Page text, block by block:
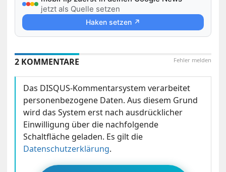
jetzt als Quelle setzen
Haken setzen ↗
Fehler melden
2 KOMMENTARE
Das DISQUS-Kommentarsystem verarbeitet
personenbezogene Daten. Aus diesem Grund
wird das System erst nach ausdrücklicher
Einwilligung über die nachfolgende
Schaltfläche geladen. Es gilt die
Datenschutzerklärung.